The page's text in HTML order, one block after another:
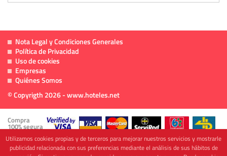
Nota Legal y Condiciones Generales
Política de Privacidad
Uso de cookies
Empresas
Quiénes Somos
© Copyrigth 2026 - www.hoteles.net
Compra
100% segura
Utilizamos cookies propias y de terceros para mejorar nuestros servicios y mostrarle
publicidad relacionada con sus preferencias mediante el análisis de sus hábitos de